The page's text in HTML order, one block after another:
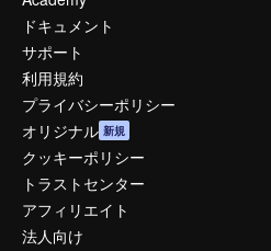
ドキュメント
サポート
利用規約
プライバシーポリシー
オリジナル 新規
クッキーポリシー
トラストセンター
アフィリエイト
法人向け